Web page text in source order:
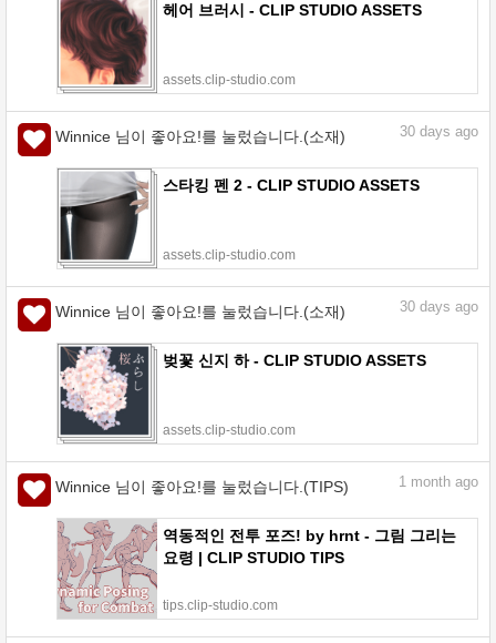
헤어 브러시 - CLIP STUDIO ASSETS
assets.clip-studio.com
Winnice 님이 좋아요!를 눌렀습니다.(소재) 30 days ago
스타킹 펜 2 - CLIP STUDIO ASSETS
assets.clip-studio.com
Winnice 님이 좋아요!를 눌렀습니다.(소재) 30 days ago
벚꽃 신지 하 - CLIP STUDIO ASSETS
assets.clip-studio.com
Winnice 님이 좋아요!를 눌렀습니다.(TIPS) 1 month ago
역동적인 전투 포즈! by hrnt - 그림 그리는
요령 | CLIP STUDIO TIPS
tips.clip-studio.com